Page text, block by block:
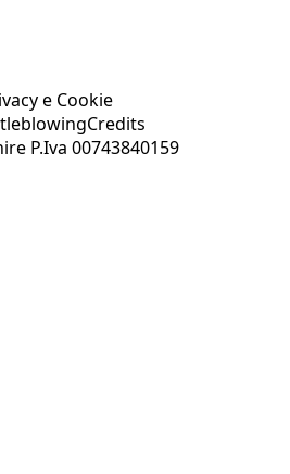
e Cookie
Credits
P.Iva 00743840159